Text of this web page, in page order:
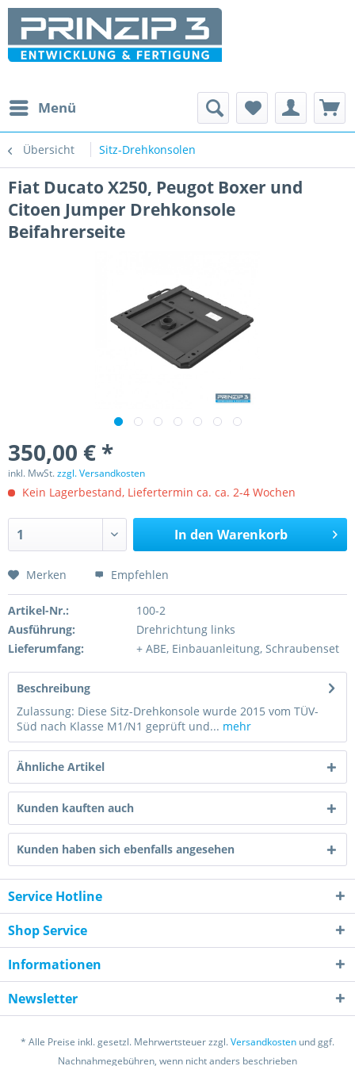
Menü
Übersicht Sitz-Drehkonsolen
Fiat Ducato X250, Peugot Boxer und
Citoen Jumper Drehkonsole
Beifahrerseite
350,00 € *
inkl. MwSt.zzgl. Versandkosten
Kein Lagerbestand, Liefertermin ca. ca. 2-4 Wochen
In den Warenkorb
Merken Empfehlen
Artikel-Nr.:
100-2
Ausführung:
Drehrichtung links
Lieferumfang:
+ ABE, Einbauanleitung, Schraubenset
Beschreibung
Zulassung: Diese Sitz-Drehkonsole wurde 2015 vom TÜV-
Süd nach Klasse M1/N1 geprüft und... mehr
Ähnliche Artikel
Kunden kauften auch
Kunden haben sich ebenfalls angesehen
Service Hotline
Shop Service
Informationen
Newsletter
* Alle Preise inkl. gesetzl. Mehrwertsteuer zzgl.Versandkosten und ggf.
Nachnahmegebühren, wenn nicht anders beschrieben